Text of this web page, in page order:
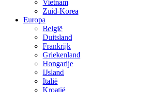
Vietnam
Zuid-Korea
Europa
België
Duitsland
Frankrijk
Griekenland
Hongarije
IJsland
Italië
Kroatië